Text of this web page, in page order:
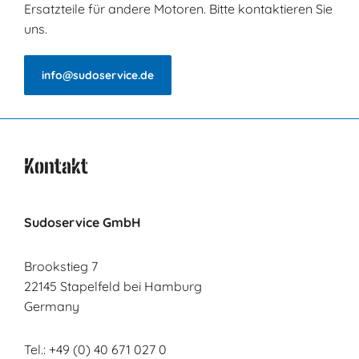
Ersatzteile für andere Motoren. Bitte kontaktieren Sie
uns.
info@sudoservice.de
Kontakt
Sudoservice GmbH
Brookstieg 7
22145 Stapelfeld bei Hamburg
Germany
Tel.: +49 (0) 40 671 027 0